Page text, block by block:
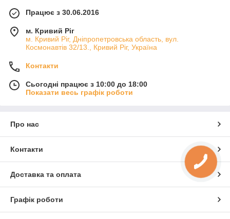
Працює з 30.06.2016
м. Кривий Ріг
м. Кривий Ріг, Дніпропетровська область, вул.
Космонавтів 32/13., Кривий Ріг, Україна
Контакти
Сьогодні працює з 10:00 до 18:00
Показати весь графік роботи
Про нас
Контакти
Доставка та оплата
Графік роботи